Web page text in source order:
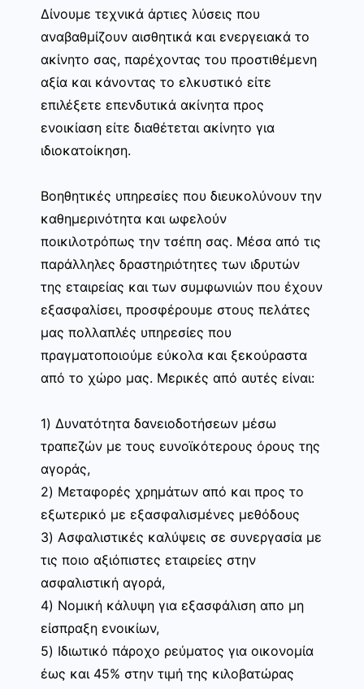
Δίνουμε τεχνικά άρτιες λύσεις που
αναβαθμίζουν αισθητικά και ενεργειακά το
ακίνητο σας, παρέχοντας του προστιθέμενη
αξία και κάνοντας το ελκυστικό είτε
επιλέξετε επενδυτικά ακίνητα προς
ενοικίαση είτε διαθέτεται ακίνητο για
ιδιοκατοίκηση.
Βοηθητικές υπηρεσίες που διευκολύνουν την
καθημερινότητα και ωφελούν
ποικιλοτρόπως την τσέπη σας. Μέσα από τις
παράλληλες δραστηριότητες των ιδρυτών
της εταιρείας και των συμφωνιών που έχουν
εξασφαλίσει, προσφέρουμε στους πελάτες
μας πολλαπλές υπηρεσίες που
πραγματοποιούμε εύκολα και ξεκούραστα
από το χώρο μας. Μερικές από αυτές είναι:
1) Δυνατότητα δανειοδοτήσεων μέσω
τραπεζών με τους ευνοϊκότερους όρους της
αγοράς,
2) Μεταφορές χρημάτων από και προς το
εξωτερικό με εξασφαλισμένες μεθόδους
3) Ασφαλιστικές καλύψεις σε συνεργασία με
τις ποιο αξιόπιστες εταιρείες στην
ασφαλιστική αγορά,
4) Νομική κάλυψη για εξασφάλιση απο μη
είσπραξη ενοικίων,
5) Ιδιωτικό πάροχο ρεύματος για οικονομία
έως και 45% στην τιμή της κιλοβατώρας